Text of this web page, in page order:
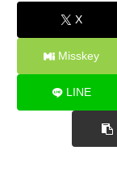
X
Misskey
LINE